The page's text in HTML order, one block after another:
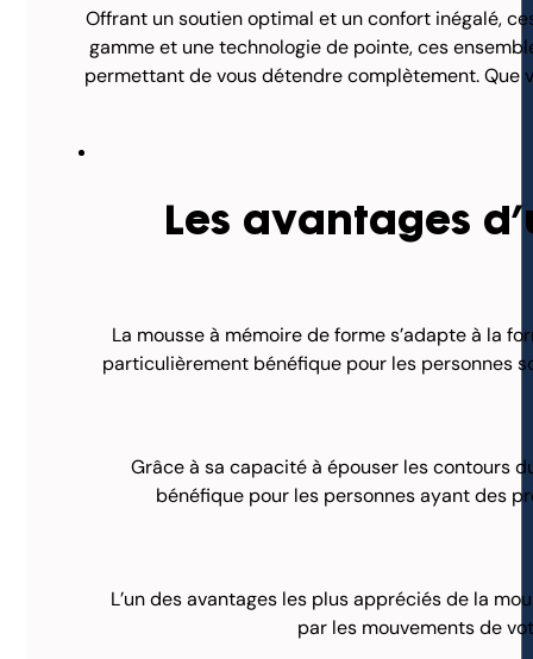
Offrant un soutien optimal et un confort inégalé,
gamme et une technologie de pointe, ces
permettant de vous détendre complètement. Que
Les avantages
La mousse à mémoire de forme s’adapte à la
particulièrement bénéfique pour les personnes
Grâce à sa capacité à épouser les contours
bénéfique pour les personnes ayant des
L’un des avantages les plus appréciés de la
par les mouvements de